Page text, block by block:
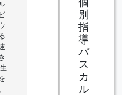
別
指
導
パ
ス
カ
ル